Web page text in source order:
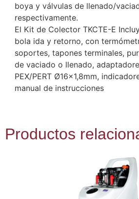
boya y válvulas de llenado/
respectivamente.
El Kit de Colector TKCTE-E
bola ida y retorno, con
soportes, tapones terminales,
de vaciado o llenado,
PEX/PERT Ø16×1,8mm,
manual de instrucciones
Productos